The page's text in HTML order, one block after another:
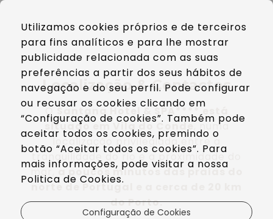
Localização & Contactos
OSantana Hotel & SPA**** está
situado em Vila do Conde, numa
localização privilegiada entre a
tranquilidade do rio e a proximidade do
mar,a poucos minutos das praias do
norte de Portugal e a cerca de 20 km
do Porto.
Utilizamos cookies próprios e de terceiros
para fins analíticos e para lhe mostrar
publicidade relacionada com as suas
preferências a partir dos seus hábitos de
navegação e do seu perfil. Pode configurar
ou recusar os cookies clicando em
“Configuração de cookies”. Também pode
aceitar todos os cookies, premindo o
botão “Aceitar todos os cookies”. Para
mais informações, pode visitar a nossa
Politica de Cookies.
Configuração de Cookies